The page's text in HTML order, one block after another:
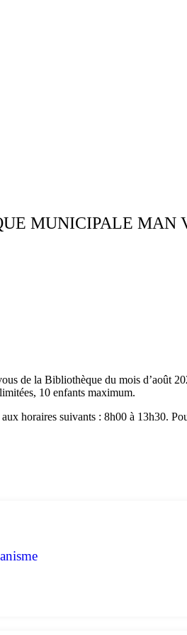
MUNICIPALE MAN
de la Bibliothèque du mois d’août
10 enfants maximum.
horaires suivants : 8h00 à 13h30.